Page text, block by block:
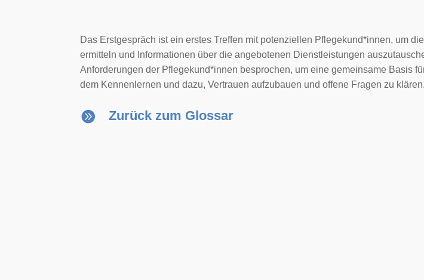
Das Erstgespräch ist ein erstes Treffen mit potenziellen Pflegekund*innen, um
ermitteln und Informationen über die angebotenen Dienstleistungen
Anforderungen der Pflegekund*innen besprochen, um eine gemeinsame Basis
dem Kennenlernen und dazu, Vertrauen aufzubauen und offene Fragen zu klären.
 Zurück zum Glossar